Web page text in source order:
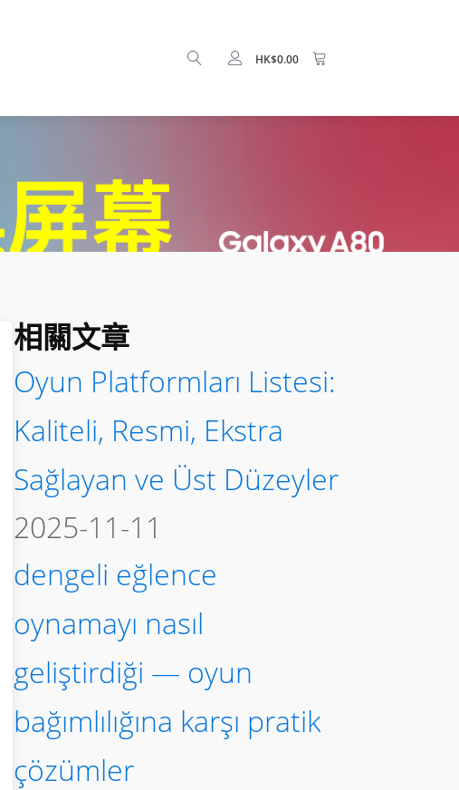
HK$0.00
相關文章
Oyun Platformları Listesi:
Kaliteli, Resmi, Ekstra
Sağlayan ve Üst Düzeyler
2025-11-11
dengeli eğlence
oynamayı nasıl
geliştirdiği — oyun
bağımlılığına karşı pratik
çözümler